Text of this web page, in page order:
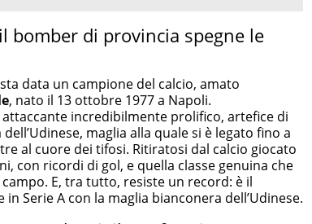
bomber di provincia spegne le
data un campione del calcio, amato
, nato il 13 ottobre 1977 a Napoli.
incredibilmente prolifico, artefice di
maglia alla quale si è legato fino a
al cuore dei tifosi. Ritiratosi dal calcio giocato
con ricordi di gol, e quella classe genuina che
E, tra tutto, resiste un record: è il
Serie A con la maglia bianconera dell’Udinese.